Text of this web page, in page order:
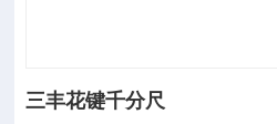
三丰花键千分尺